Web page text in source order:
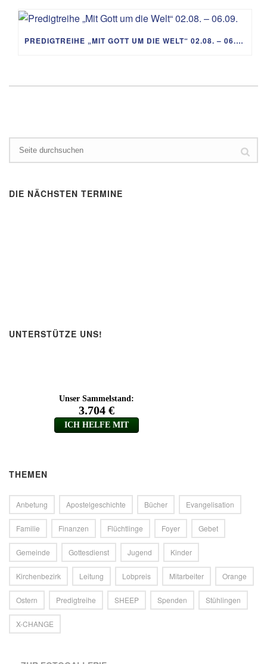
PREDIGTREIHE „MIT GOTT UM DIE WELT“ 02.08. – 06.09.
DIE NÄCHSTEN TERMINE
UNTERSTÜTZE UNS!
THEMEN
Anbetung Apostelgeschichte Bücher Evangelisation
Familie Finanzen Flüchtlinge Foyer Gebet
Gemeinde Gottesdienst Jugend Kinder
Kirchenbezirk Leitung Lobpreis Mitarbeiter Orange
Ostern Predigtreihe SHEEP Spenden Stühlingen
X-CHANGE